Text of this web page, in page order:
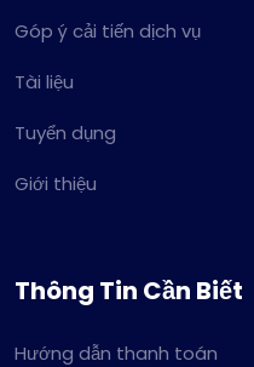
Góp ý cải tiến dịch vụ
Tài liệu
Tuyển dụng
Giới thiệu
Thông Tin Cần Biết
Hướng dẫn thanh toán